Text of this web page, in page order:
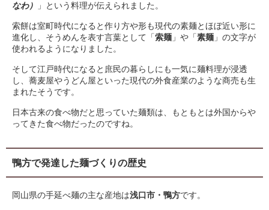
なわ）
」という料理が伝えられました。
索餅は室町時代になると作り方や形も現代の素麺とほぼ近い形に
進化し、そうめんを表す言葉として「索麺 」や「素麺 」の文字が
使われるようになりました。
そして江戸時代になると庶民の暮らしにも一気に麺料理が浸透
し、蕎麦屋やうどん屋といった現代の外食産業のような商売も生
まれたそうです。
日本古来の食べ物だと思っていた麺類は、もともとは外国からや
ってきた食べ物だったのですね。
鴨方で発達した麺づくりの歴史
岡山県の手延べ麺の主な産地は浅口市・鴨方です。